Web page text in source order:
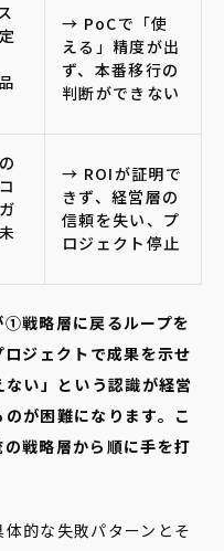
→ PoCで「使
える」精度が出
ず、本番移行の
判断ができない
→ ROIが証明で
きず、経営層の
信頼を失い、プ
ロジェクト停止
戦略層に戻るループを
ジェクトで成果を示せ
い」という認識が経営
が困難になります。こ
戦略層から順に手を打
的な失敗パターンとそ